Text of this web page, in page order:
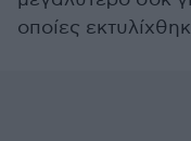
οποίες